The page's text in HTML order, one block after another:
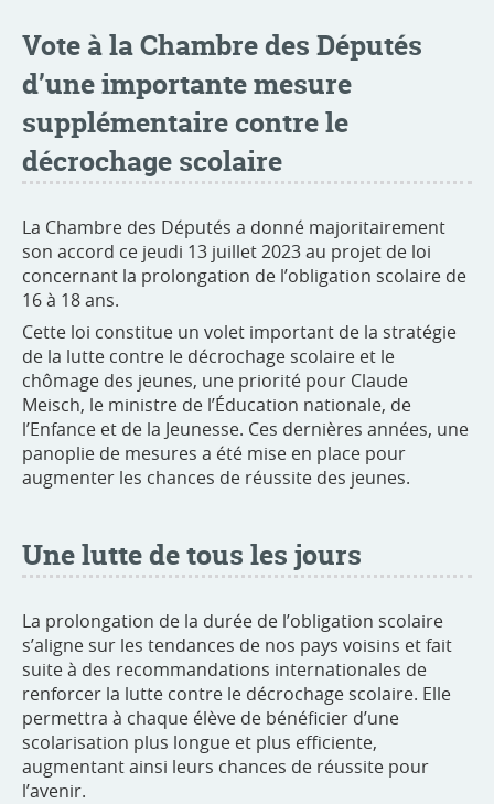
Vote à la Chambre des Députés
d’une importante mesure
supplémentaire contre le
décrochage scolaire
La Chambre des Députés a donné majoritairement
son accord ce jeudi 13 juillet 2023 au projet de loi
concernant la prolongation de l’obligation scolaire de
16 à 18 ans.
Cette loi constitue un volet important de la stratégie
de la lutte contre le décrochage scolaire et le
chômage des jeunes, une priorité pour Claude
Meisch, le ministre de l’Éducation nationale, de
l’Enfance et de la Jeunesse. Ces dernières années, une
panoplie de mesures a été mise en place pour
augmenter les chances de réussite des jeunes.
Une lutte de tous les jours
La prolongation de la durée de l’obligation scolaire
s’aligne sur les tendances de nos pays voisins et fait
suite à des recommandations internationales de
renforcer la lutte contre le décrochage scolaire. Elle
permettra à chaque élève de bénéficier d’une
scolarisation plus longue et plus efficiente,
augmentant ainsi leurs chances de réussite pour
l’avenir.